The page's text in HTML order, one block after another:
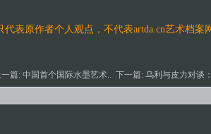
代表原作者个人观点，不代表artda.cn艺术档案
一篇:中国首个国际水墨艺术.. 下一篇:乌利与皮力对谈